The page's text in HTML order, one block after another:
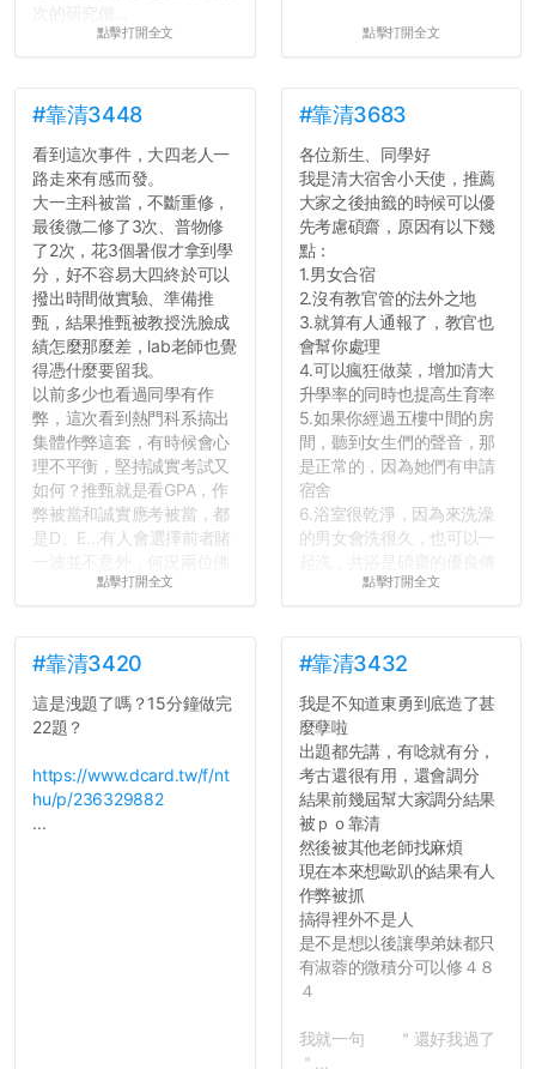
點擊打開全文 點擊打開全文
#靠清3448
看到這次事件，大四老人一
路走來有感而發。
大一主科被當，不斷重修，
最後微二修了3次、普物修
了2次，花3個暑假才拿到學
分，好不容易大四終於可以
撥出時間做實驗、準備推
甄，結果推甄被教授洗臉成
績怎麼那麼差，lab老師也覺
得憑什麼要留我。
以前多少也看過同學有作
弊，這次看到熱門科系搞出
集體作弊這套，有時候會心
理不平衡，堅持誠實考試又
如何？推甄就是看GPA，作
弊被當和誠實應考被當，都
是D、E...有人會選擇前者賭
心教授看起來要輕輕放下
長作弊的風氣。
反正老人我明天就要搬離新
竹，之後如何發展與我無
吧XD，祝學弟妹們修課順利
~~...
點擊打開全文
#靠清3683
各位新生、同學好
我是清大宿舍小天使，推薦
大家之後抽籤的時候可以優
先考慮碩齋，原因有以下幾
點：
1.男女合宿
2.沒有教官管的法外之地
3.就算有人通報了，教官也
會幫你處理
4.可以瘋狂做菜，增加清大
升學率的同時也提高生育率
5.如果你經過五樓中間的房
間，聽到女生們的聲音，那
是正常的，因為她們有申請
宿舍
6.浴室很乾淨，因為來洗澡
的男女會洗很久，也可以一
舍房間，都歡迎留言讓我知
道...
點擊打開全文
#靠清3420
這是洩題了嗎？15分鐘做完
22題？
https://www.dcard.tw/f/nt
hu/p/236329882
...
#靠清3432
我是不知道東勇到底造了甚
麼孽啦
出題都先講，有唸就有分，
考古還很有用，還會調分
結果前幾屆幫大家調分結果
被ｐｏ靠清
然後被其他老師找麻煩
現在本來想歐趴的結果有人
作弊被抓
搞得裡外不是人
是不是想以後讓學弟妹都只
有淑蓉的微積分可以修４８
４
我就一句 ＂還好我過了
＂...